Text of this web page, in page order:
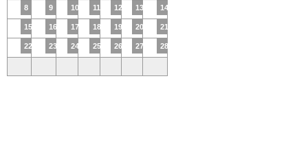
8 9 10 11 12 13 14
15 16 17 18 19 20 21
22 23 24 25 26 27 28